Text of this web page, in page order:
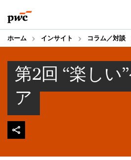
to
content
to
footer
ホーム インサイト コラム／対談
第2回 “楽しい
ア